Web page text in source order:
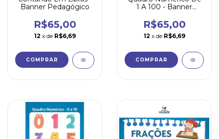
Banner Pedagógico
R$65,00
12 x de R$6,69
1 A 100 - Banner
R$65,00
12 x de R$6,69